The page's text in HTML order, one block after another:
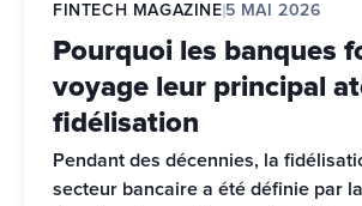
FINTECH MAGAZINE 5 MAI 2026
Pourquoi les banques
voyage leur principal
fidélisation
Pendant des décennies, la
secteur bancaire a été définie par